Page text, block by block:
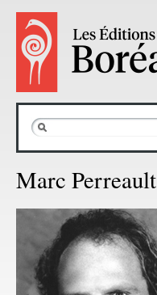
Marc Perreault